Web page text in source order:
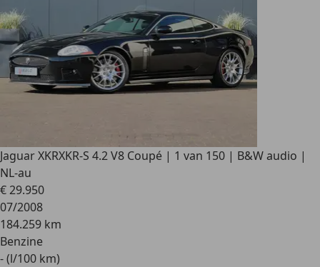
Jaguar XKRXKR-S 4.2 V8 Coupé | 1 van 150 | B&W audio |
NL-au
€ 29.950
07/2008
184.259 km
Benzine
- (l/100 km)